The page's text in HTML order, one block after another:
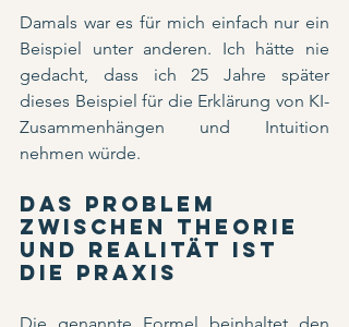
Damals war es für mich einfach nur ein
Beispiel unter anderen. Ich hätte nie
gedacht, dass ich 25 Jahre später
dieses Beispiel für die Erklärung von KI-
Zusammenhängen und Intuition
nehmen würde.
Das Problem
zwischen Theorie
und Realität ist
die Praxis
Die genannte Formel beinhaltet den